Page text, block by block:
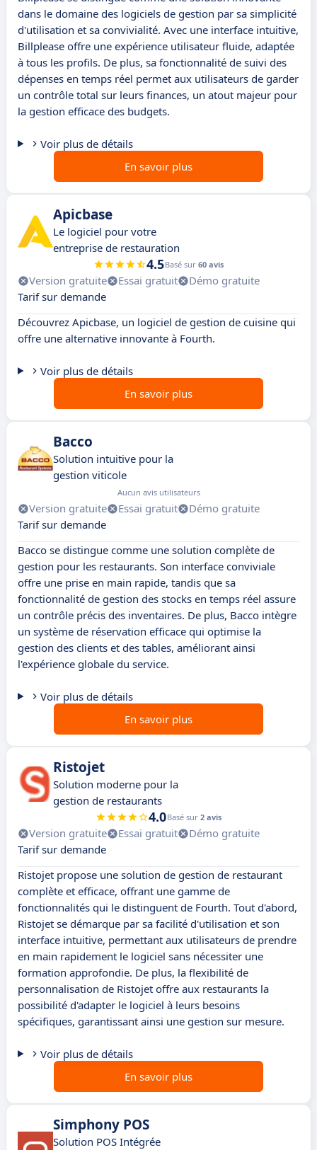
dans le domaine des logiciels de gestion par sa simplicité
d'utilisation et sa convivialité. Avec une interface intuitive,
Billplease offre une expérience utilisateur fluide, adaptée
à tous les profils. De plus, sa fonctionnalité de suivi des
dépenses en temps réel permet aux utilisateurs de garder
un contrôle total sur leurs finances, un atout majeur pour
la gestion efficace des budgets.
Voir plus de détails
En savoir plus
Apicbase
Le logiciel pour votre
entreprise de restauration
4.5Basé sur 60 avis
Version gratuite Essai gratuit
Démo gratuite
Tarif sur demande
Découvrez Apicbase, un logiciel de gestion de cuisine qui
offre une alternative innovante à Fourth.
Voir plus de détails
En savoir plus
Bacco
Solution intuitive pour la
gestion viticole
Aucun avis utilisateurs
Version gratuite Essai gratuit
Démo gratuite
Tarif sur demande
Bacco se distingue comme une solution complète de
gestion pour les restaurants. Son interface conviviale
offre une prise en main rapide, tandis que sa
fonctionnalité de gestion des stocks en temps réel assure
un contrôle précis des inventaires. De plus, Bacco intègre
un système de réservation efficace qui optimise la
gestion des clients et des tables, améliorant ainsi
l'expérience globale du service.
Voir plus de détails
En savoir plus
Ristojet
Solution moderne pour la
gestion de restaurants
4.0Basé sur 2 avis
Version gratuite Essai gratuit
Démo gratuite
Tarif sur demande
Ristojet propose une solution de gestion de restaurant
complète et efficace, offrant une gamme de
fonctionnalités qui le distinguent de Fourth. Tout d'abord,
Ristojet se démarque par sa facilité d'utilisation et son
interface intuitive, permettant aux utilisateurs de prendre
en main rapidement le logiciel sans nécessiter une
formation approfondie. De plus, la flexibilité de
personnalisation de Ristojet offre aux restaurants la
possibilité d'adapter le logiciel à leurs besoins
spécifiques, garantissant ainsi une gestion sur mesure.
Voir plus de détails
En savoir plus
Simphony POS
Solution POS Intégrée